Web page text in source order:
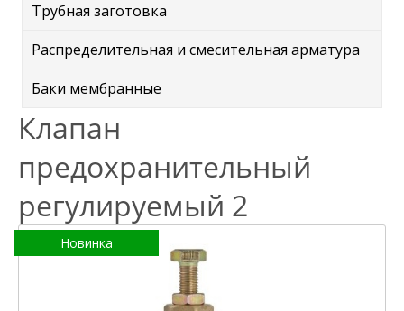
Трубная заготовка
Распределительная и смесительная арматура
Баки мембранные
Клапан
предохранительный
регулируемый 2
Новинка